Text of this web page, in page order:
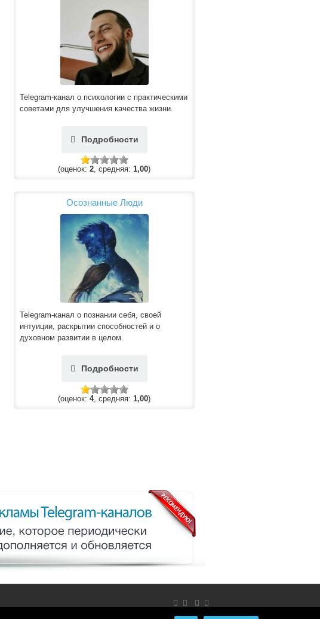
Telegram-канал о психологии с практическими
советами для улучшения качества жизни.
Подробности
(оценок: 2, средняя: 1,00)
Осознанные Люди
Telegram-канал о познании себя, своей
интуиции, раскрытии способностей и о
духовном развитии в целом.
Подробности
(оценок: 4, средняя: 1,00)